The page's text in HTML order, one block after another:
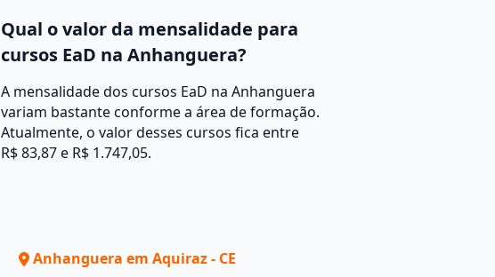
Qual o valor da mensalidade para
cursos EaD na Anhanguera?
A mensalidade dos cursos EaD na Anhanguera
variam bastante conforme a área de formação.
Atualmente, o valor desses cursos fica entre
R$ 83,87 e R$ 1.747,05.
Anhanguera em Aquiraz - CE